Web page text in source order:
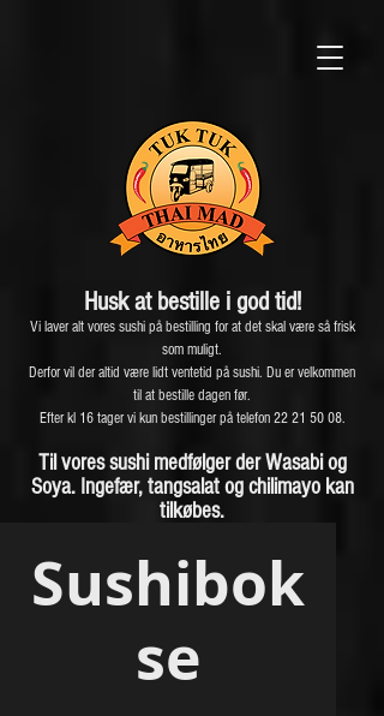
Husk at bestille i god tid!
Vi laver alt vores sushi på bestilling for at det skal være så frisk
som muligt.
Derfor vil der altid være lidt ventetid på sushi. Du er velkommen
til at bestille dagen før.
Efter kl 16 tager vi kun bestillinger på telefon 22 21 50 08.
Til vores sushi medfølger der Wasabi og
Soya. Ingefær, tangsalat og chilimayo kan
tilkøbes.
Sushibok
se